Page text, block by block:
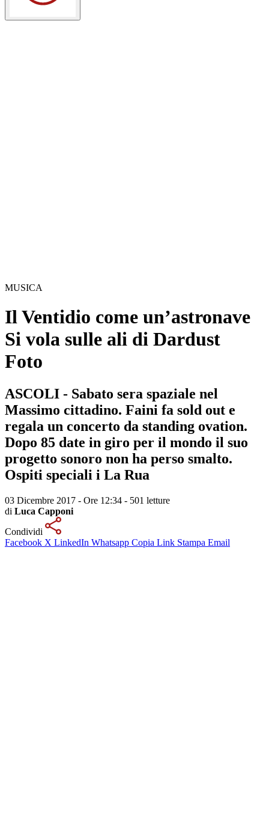
MUSICA
Il Ventidio come un’astronave
Si vola sulle ali di Dardust
Foto
ASCOLI - Sabato sera spaziale nel
Massimo cittadino. Faini fa sold out e
regala un concerto da standing ovation.
Dopo 85 date in giro per il mondo il suo
progetto sonoro non ha perso smalto.
Ospiti speciali i La Rua
03 Dicembre 2017 - Ore 12:34 - 501 letture
di Luca Capponi
Condividi
Facebook X LinkedIn Whatsapp Copia Link Stampa Email